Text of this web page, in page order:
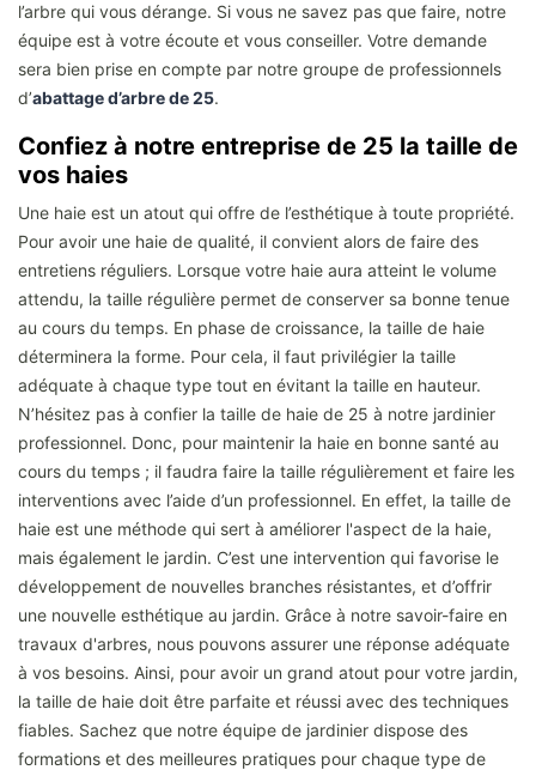
l’arbre qui vous dérange. Si vous ne savez pas que faire, notre
équipe est à votre écoute et vous conseiller. Votre demande
sera bien prise en compte par notre groupe de professionnels
d’abattage d’arbre de 25.
Confiez à notre entreprise de 25 la taille de
vos haies
Une haie est un atout qui offre de l’esthétique à toute propriété.
Pour avoir une haie de qualité, il convient alors de faire des
entretiens réguliers. Lorsque votre haie aura atteint le volume
attendu, la taille régulière permet de conserver sa bonne tenue
au cours du temps. En phase de croissance, la taille de haie
déterminera la forme. Pour cela, il faut privilégier la taille
adéquate à chaque type tout en évitant la taille en hauteur.
N’hésitez pas à confier la taille de haie de 25 à notre jardinier
professionnel. Donc, pour maintenir la haie en bonne santé au
cours du temps ; il faudra faire la taille régulièrement et faire les
interventions avec l’aide d’un professionnel. En effet, la taille de
haie est une méthode qui sert à améliorer l'aspect de la haie,
mais également le jardin. C’est une intervention qui favorise le
développement de nouvelles branches résistantes, et d’offrir
une nouvelle esthétique au jardin. Grâce à notre savoir-faire en
travaux d'arbres, nous pouvons assurer une réponse adéquate
à vos besoins. Ainsi, pour avoir un grand atout pour votre jardin,
la taille de haie doit être parfaite et réussi avec des techniques
fiables. Sachez que notre équipe de jardinier dispose des
formations et des meilleures pratiques pour chaque type de